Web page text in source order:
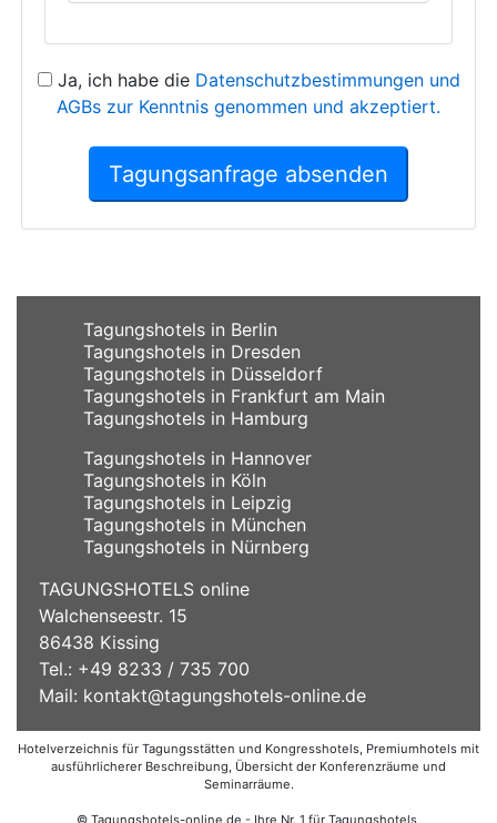
Ja, ich habe die Datenschutzbestimmungen und
AGBs zur Kenntnis genommen und akzeptiert.
Tagungsanfrage absenden
Tagungshotels in Berlin
Tagungshotels in Dresden
Tagungshotels in Düsseldorf
Tagungshotels in Frankfurt am Main
Tagungshotels in Hamburg
Tagungshotels in Hannover
Tagungshotels in Köln
Tagungshotels in Leipzig
Tagungshotels in München
Tagungshotels in Nürnberg
TAGUNGSHOTELS online
Walchenseestr. 15
86438 Kissing
Tel.: +49 8233 / 735 700
Mail: kontakt@tagungshotels-online.de
Hotelverzeichnis für Tagungsstätten und Kongresshotels, Premiumhotels mit
ausführlicherer Beschreibung, Übersicht der Konferenzräume und
Seminarräume.